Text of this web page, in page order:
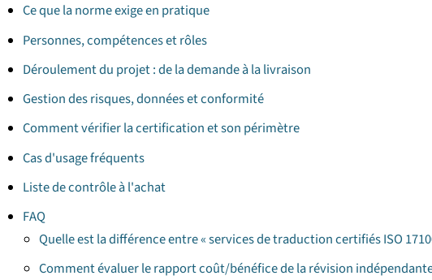
Ce que la norme exige en pratique
Personnes, compétences et rôles
Déroulement du projet : de la demande à la livraison
Gestion des risques, données et conformité
Comment vérifier la certification et son périmètre
Cas d'usage fréquents
Liste de contrôle à l'achat
FAQ
Quelle est la différence entre « services de traduction certifiés ISO
Comment évaluer le rapport coût/bénéfice de la révision